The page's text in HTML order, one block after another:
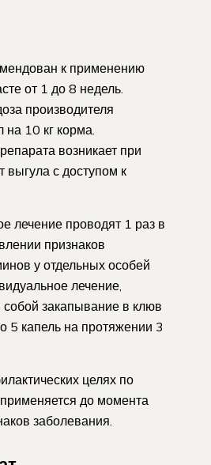
к применению
от 1 до 8 недель.
производителя
на 10 кг корма.
возникает при
выгула с доступом к
лечение проводят 1 раз в
признаков
у отдельных особей
лечение,
закапывание в клюв
5 капель на протяжении 3
целях по
до момента
заболевания.